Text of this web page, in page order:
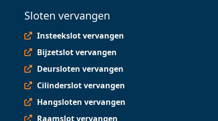
Sloten vervangen
Insteekslot vervangen
Bijzetslot vervangen
Deursloten vervangen
Cilinderslot vervangen
Hangsloten vervangen
Raamslot vervangen